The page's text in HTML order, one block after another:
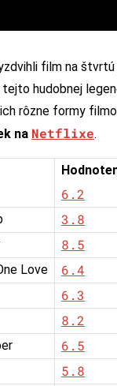
film na
hudobnej
rôzne formy
na Netflixe.
6.2
3.8
8.5
Love 6.4
6.3
8.2
6.5
5.8